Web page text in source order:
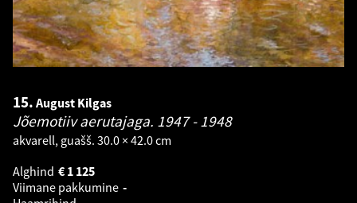
15. August Kilgas
Jõemotiiv aerutajaga. 1947 - 1948
akvarell, guašš. 30.0 × 42.0 cm
Alghind
1 125
€
Viimane pakkumine -